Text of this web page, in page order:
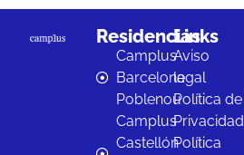
Residencias
Camplus
Barcelona
Poblenou
Camplus
Castellón
Links
Aviso
legal
Política de
Privacidad
Política